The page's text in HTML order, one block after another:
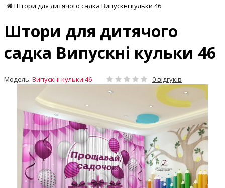
Штори для дитячого садка Випускні кульки 46
Штори для дитячого
садка Випускні кульки 46
Модель: Випускні кульки 46 0 відгуків